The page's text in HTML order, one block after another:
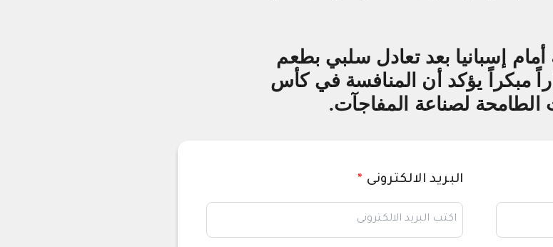
إسبانيا بعد تعادل سلبي بطعم
مبكراً يؤكد أن المنافسة في كأس
.
البريد الالكترونى *